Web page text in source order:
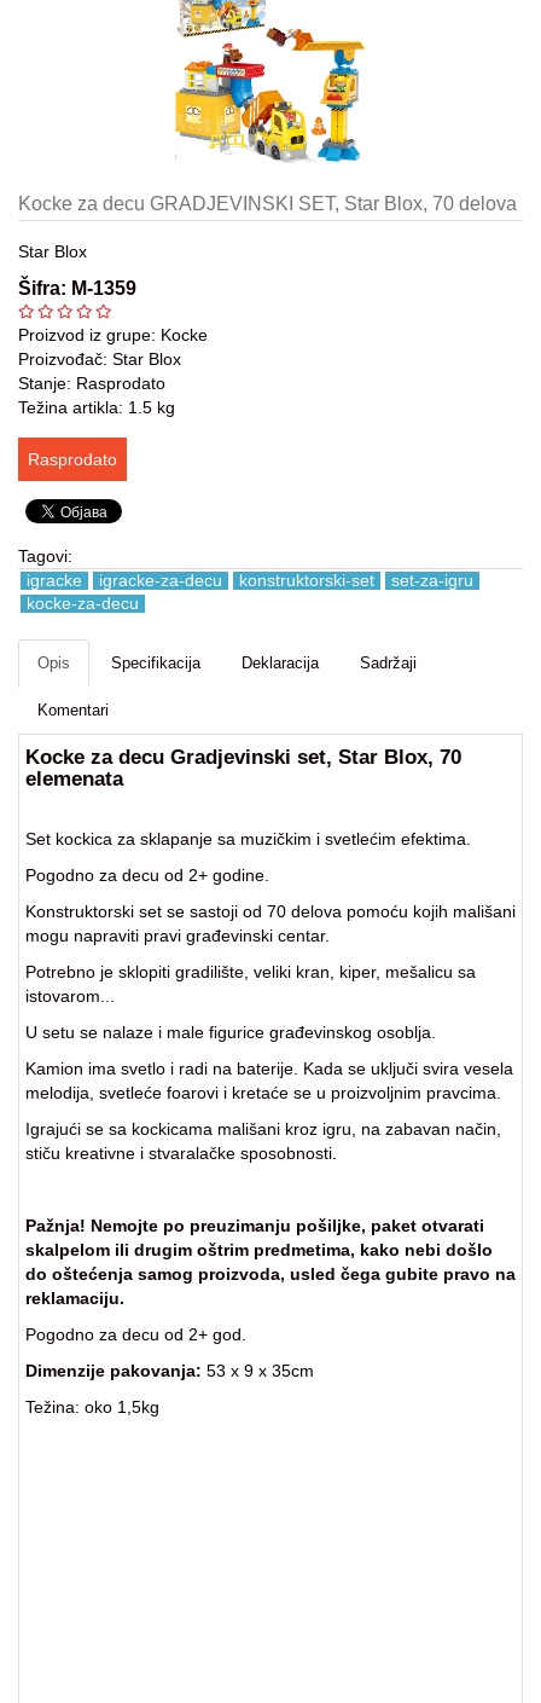
Oprema
za
bebe
Oprema
za
decu
Decija
soba
Igracke
zabava
decu
Kancelarija
Baštenske
igračke
Basta
kutak
Nova
Godina
Motori
za
kapije
Kocke za decu GRADJEVINSKI SET, Star Blox, 70 delova
Star Blox
Šifra: M-1359
Proizvod iz grupe: Kocke
Proizvođač: Star Blox
Stanje: Rasprodato
Težina artikla: 1.5 kg
Rasprodato
Tagovi:
igracke
igracke-za-decu konstruktorski-set
set-za-igru
kocke-za-decu
Opis Specifikacija Deklaracija Sadržaji
Komentari
Kocke za decu Gradjevinski set, Star Blox, 70
elemenata
Set kockica za sklapanje sa muzičkim i svetlećim efektima.
Pogodno za decu od 2+ godine.
Konstruktorski set se sastoji od 70 delova pomoću kojih mališani
mogu napraviti pravi građevinski centar.
Potrebno je sklopiti gradilište, veliki kran, kiper, mešalicu sa
istovarom...
U setu se nalaze i male figurice građevinskog osoblja.
Kamion ima svetlo i radi na baterije. Kada se uključi svira vesela
melodija, svetleće foarovi i kretaće se u proizvoljnim pravcima.
Igrajući se sa kockicama mališani kroz igru, na zabavan način,
stiču kreativne i stvaralačke sposobnosti.
Pažnja! Nemojte po preuzimanju pošiljke, paket otvarati
skalpelom ili drugim oštrim predmetima, kako nebi došlo
do oštećenja samog proizvoda, usled čega gubite pravo na
reklamaciju.
Pogodno za decu od 2+ god.
Dimenzije pakovanja: 53 x 9 x 35cm
Težina: oko 1,5kg